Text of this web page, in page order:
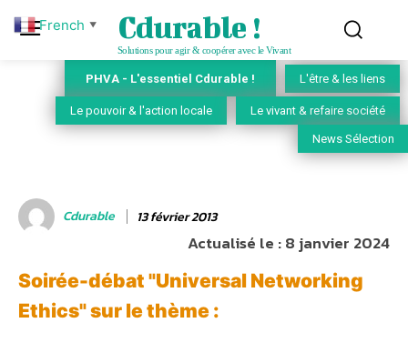
Cdurable !
Solutions pour agir & coopérer avec le Vivant
PHVA - L'essentiel Cdurable ! L'être & les liens
Le pouvoir & l'action locale Le vivant & refaire société
News Sélection
Cdurable 13 février 2013
Actualisé le :8 janvier 2024
Soirée-débat "Universal Networking
Ethics" sur le thème :
French ▼